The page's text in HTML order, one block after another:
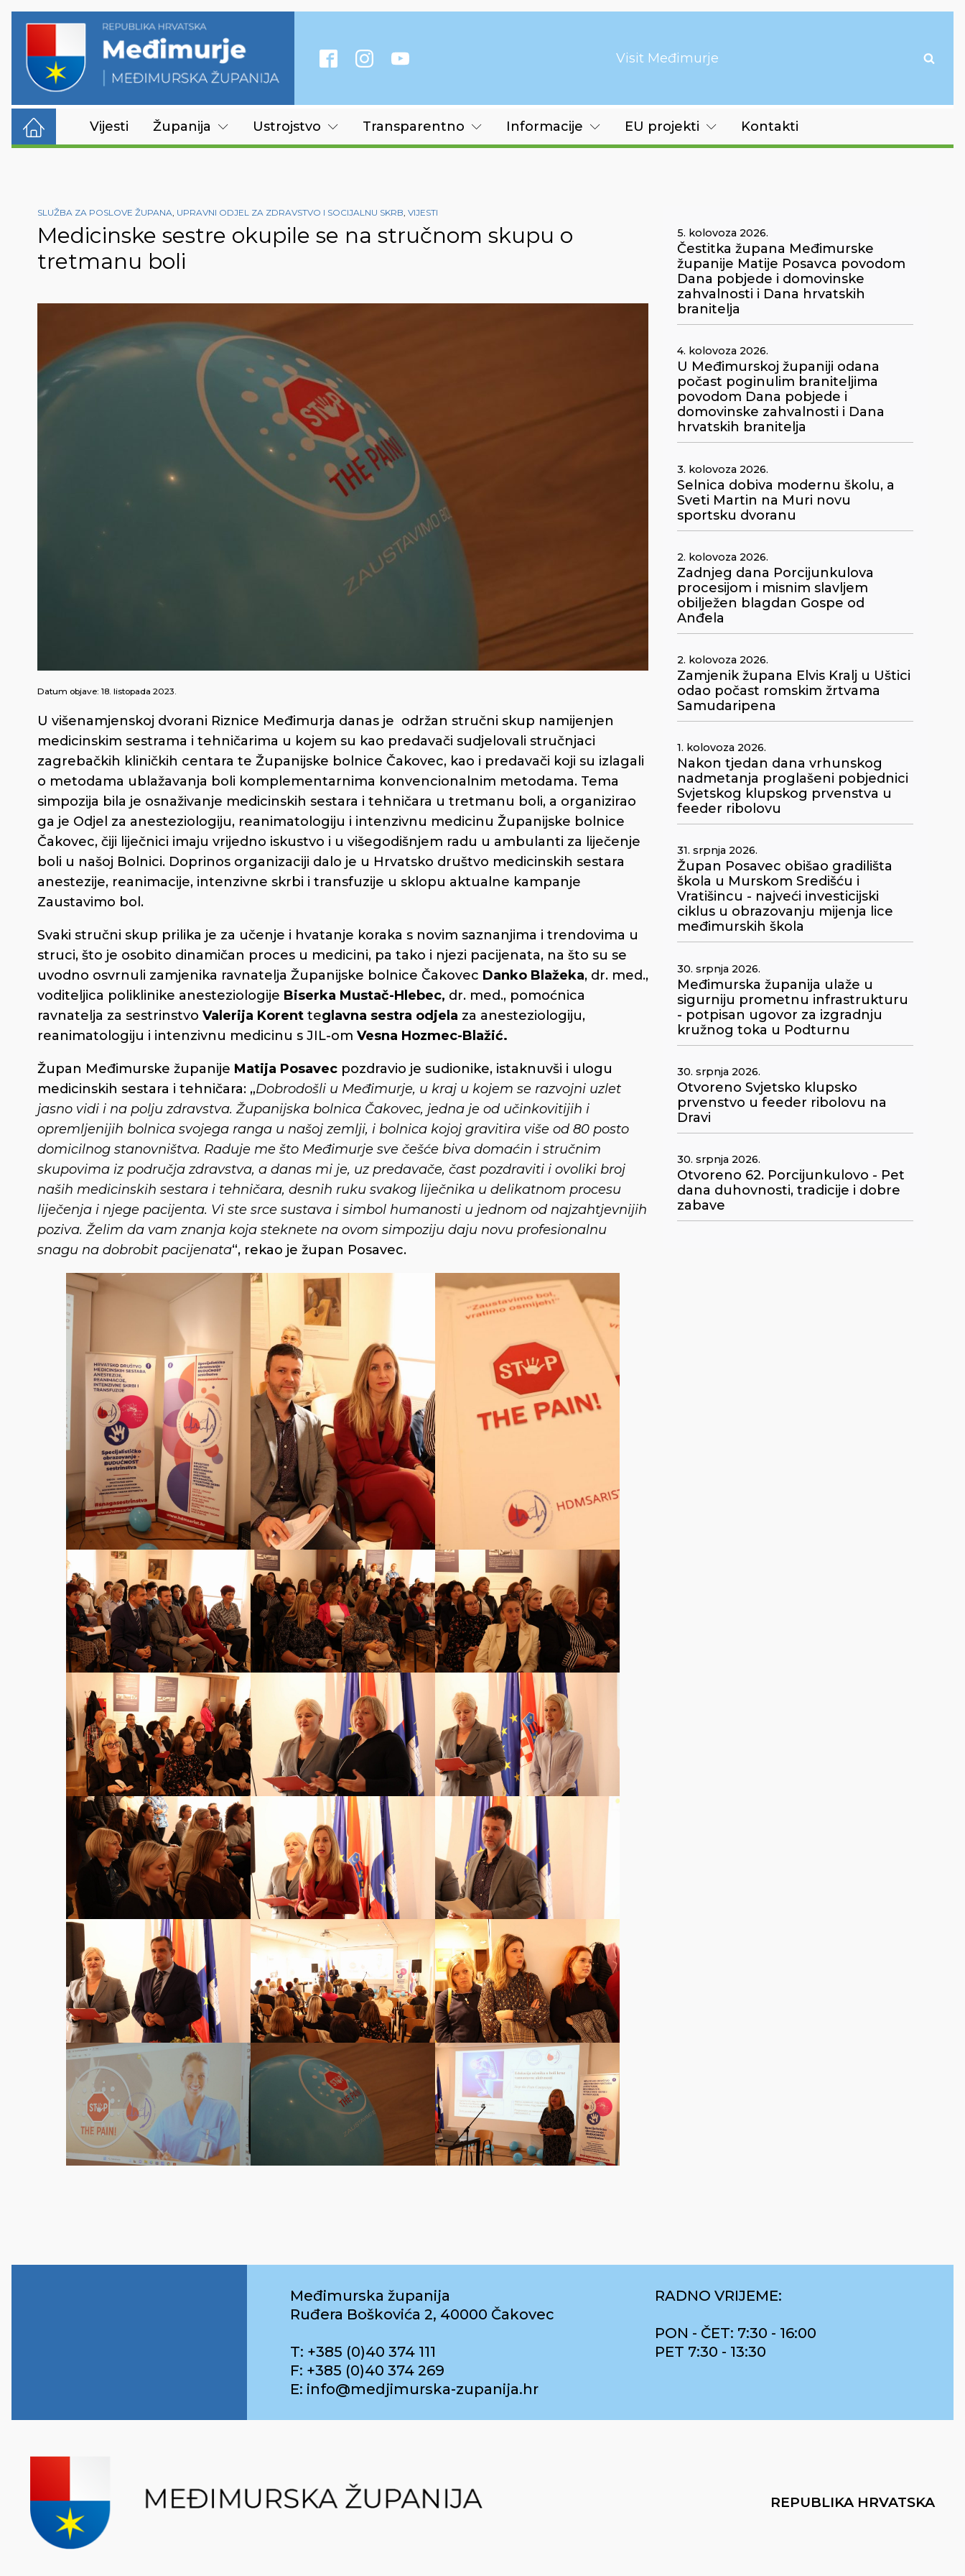
Visit Međimurje
Vijesti Županija Ustrojstvo Transparentno Informacije EU projekti Kontakti
SLUŽBA ZA POSLOVE ŽUPANA, UPRAVNI ODJEL ZA ZDRAVSTVO I SOCIJALNU SKRB, VIJESTI
Medicinske sestre okupile se na stručnom skupu o
tretmanu boli
Datum objave: 18. listopada 2023.
U višenamjenskoj dvorani Riznice Međimurja danas je održan stručni skup namijenjen
medicinskim sestrama i tehničarima u kojem su kao predavači sudjelovali stručnjaci
zagrebačkih kliničkih centara te Županijske bolnice Čakovec, kao i predavači koji su izlagali
o metodama ublažavanja boli komplementarnima konvencionalnim metodama. Tema
simpozija bila je osnaživanje medicinskih sestara i tehničara u tretmanu boli, a organizirao
ga je Odjel za anesteziologiju, reanimatologiju i intenzivnu medicinu Županijske bolnice
Čakovec, čiji liječnici imaju vrijedno iskustvo i u višegodišnjem radu u ambulanti za liječenje
boli u našoj Bolnici. Doprinos organizaciji dalo je u Hrvatsko društvo medicinskih sestara
anestezije, reanimacije, intenzivne skrbi i transfuzije u sklopu aktualne kampanje
Zaustavimo bol.
Svaki stručni skup prilika je za učenje i hvatanje koraka s novim saznanjima i trendovima u
struci, što je osobito dinamičan proces u medicini, pa tako i njezi pacijenata, na što su se
uvodno osvrnuli zamjenika ravnatelja Županijske bolnice Čakovec Danko Blažeka, dr. med.,
voditeljica poliklinike anesteziologije Biserka Mustač-Hlebec, dr. med., pomoćnica
ravnatelja za sestrinstvo Valerija Korent teglavna sestra odjela za anesteziologiju,
reanimatologiju i intenzivnu medicinu s JIL-om Vesna Hozmec-Blažić.
Župan Međimurske županije Matija Posavec pozdravio je sudionike, istaknuvši i ulogu
medicinskih sestara i tehničara: „Dobrodošli u Međimurje, u kraj u kojem se razvojni uzlet
jasno vidi i na polju zdravstva. Županijska bolnica Čakovec, jedna je od učinkovitijih i
opremljenijih bolnica svojega ranga u našoj zemlji, i bolnica kojoj gravitira više od 80 posto
domicilnog stanovništva. Raduje me što Međimurje sve češće biva domaćin i stručnim
skupovima iz područja zdravstva, a danas mi je, uz predavače, čast pozdraviti i ovoliki broj
naših medicinskih sestara i tehničara, desnih ruku svakog liječnika u delikatnom procesu
liječenja i njege pacijenta. Vi ste srce sustava i simbol humanosti u jednom od najzahtjevnijih
poziva. Želim da vam znanja koja steknete na ovom simpoziju daju novu profesionalnu
snagu na dobrobit pacijenata“, rekao je župan Posavec.
5. kolovoza 2026.
Čestitka župana Međimurske
županije Matije Posavca povodom
Dana pobjede i domovinske
zahvalnosti i Dana hrvatskih
branitelja
4. kolovoza 2026.
U Međimurskoj županiji odana
počast poginulim braniteljima
povodom Dana pobjede i
domovinske zahvalnosti i Dana
hrvatskih branitelja
3. kolovoza 2026.
Selnica dobiva modernu školu, a
Sveti Martin na Muri novu
sportsku dvoranu
2. kolovoza 2026.
Zadnjeg dana Porcijunkulova
procesijom i misnim slavljem
obilježen blagdan Gospe od
Anđela
2. kolovoza 2026.
Zamjenik župana Elvis Kralj u Uštici
odao počast romskim žrtvama
Samudaripena
1. kolovoza 2026.
Nakon tjedan dana vrhunskog
nadmetanja proglašeni pobjednici
Svjetskog klupskog prvenstva u
feeder ribolovu
31. srpnja 2026.
Župan Posavec obišao gradilišta
škola u Murskom Središću i
Vratišincu - najveći investicijski
ciklus u obrazovanju mijenja lice
međimurskih škola
30. srpnja 2026.
Međimurska županija ulaže u
sigurniju prometnu infrastrukturu
- potpisan ugovor za izgradnju
kružnog toka u Podturnu
30. srpnja 2026.
Otvoreno Svjetsko klupsko
prvenstvo u feeder ribolovu na
Dravi
30. srpnja 2026.
Otvoreno 62. Porcijunkulovo - Pet
dana duhovnosti, tradicije i dobre
zabave
Međimurska županija
Ruđera Boškovića 2, 40000 Čakovec
T: +385 (0)40 374 111
F: +385 (0)40 374 269
E: info@medjimurska-zupanija.hr
RADNO VRIJEME:
PON - ČET: 7:30 - 16:00
PET 7:30 - 13:30
REPUBLIKA HRVATSKA